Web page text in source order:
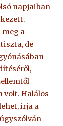
napjaiban
a
de
volt. Halálos
irja a